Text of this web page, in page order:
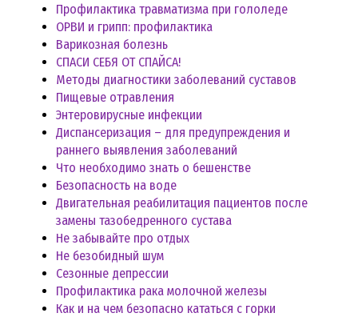
Профилактика травматизма при гололеде
ОРВИ и грипп: профилактика
Варикозная болезнь
СПАСИ СЕБЯ ОТ СПАЙСА!
Методы диагностики заболеваний суставов
Пищевые отравления
Энтеровирусные инфекции
Диспансеризация – для предупреждения и
раннего выявления заболеваний
Что необходимо знать о бешенстве
Безопасность на воде
Двигательная реабилитация пациентов после
замены тазобедренного сустава
Не забывайте про отдых
Не безобидный шум
Сезонные депрессии
Профилактика рака молочной железы
Как и на чем безопасно кататься с горки